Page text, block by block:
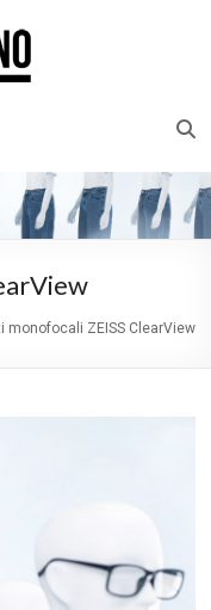
monofocali ZEISS ClearView